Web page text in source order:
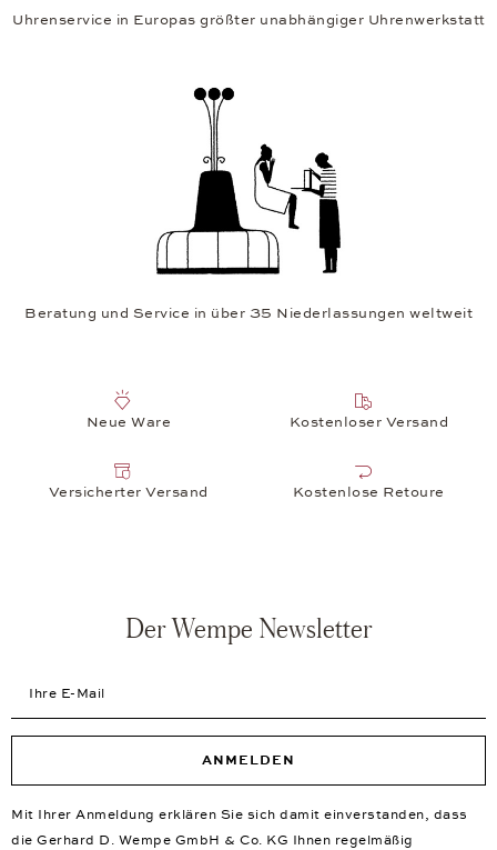
Uhrenservice in Europas größter unabhängiger Uhrenwerkstatt
Beratung und Service in über 35 Niederlassungen weltweit
Neue Ware Kostenloser Versand
Versicherter Versand Kostenlose Retoure
Der Wempe Newsletter
ANMELDEN
Mit Ihrer Anmeldung erklären Sie sich damit einverstanden, dass
die Gerhard D. Wempe GmbH & Co. KG Ihnen regelmäßig